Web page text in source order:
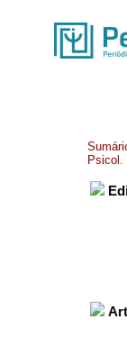
Psicol.